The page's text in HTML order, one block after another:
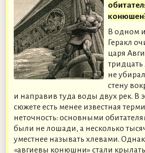
В одном
Геракл
царя
тридцать
не
стену
и направив туда воды двух рек. В
сюжете есть менее известная
неточность: основными
были не лошади, а несколько
уместнее называть хлевами.
«авгиевы конюшни» стали